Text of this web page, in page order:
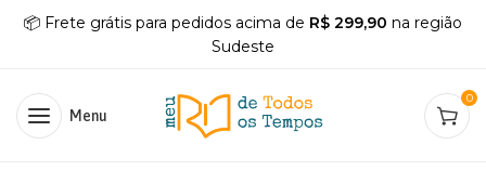
📦 Frete grátis para pedidos acima de R$ 299,90 na região
Sudeste
Menu
0